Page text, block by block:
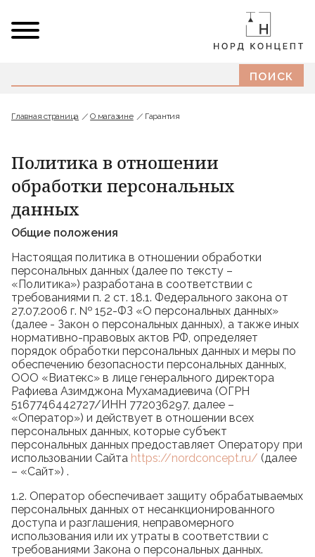
Главная страница О магазине Гарантия
Политика в отношении
обработки персональных
данных
Общие положения
Настоящая политика в отношении обработки
персональных данных (далее по тексту –
«Политика») разработана в соответствии с
требованиями п. 2 ст. 18.1. Федерального закона от
27.07.2006 г. № 152-ФЗ «О персональных данных»
(далее - Закон о персональных данных), а также иных
нормативно-правовых актов РФ, определяет
порядок обработки персональных данных и меры по
обеспечению безопасности персональных данных,
ООО «Виатекс» в лице генерального директора
Рафиева Азимджона Мухамадиевича (ОГРН
5167746442727/ИНН 772036297, далее –
«Оператор») и действует в отношении всех
персональных данных, которые субъект
персональных данных предоставляет Оператору при
использовании Сайта https://nordconcept.ru/ (далее
– «Сайт») .
1.2. Оператор обеспечивает защиту обрабатываемых
персональных данных от несанкционированного
доступа и разглашения, неправомерного
использования или их утраты в соответствии с
требованиями Закона о персональных данных.